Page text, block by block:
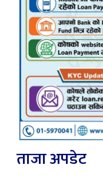
ताजा अपडेट